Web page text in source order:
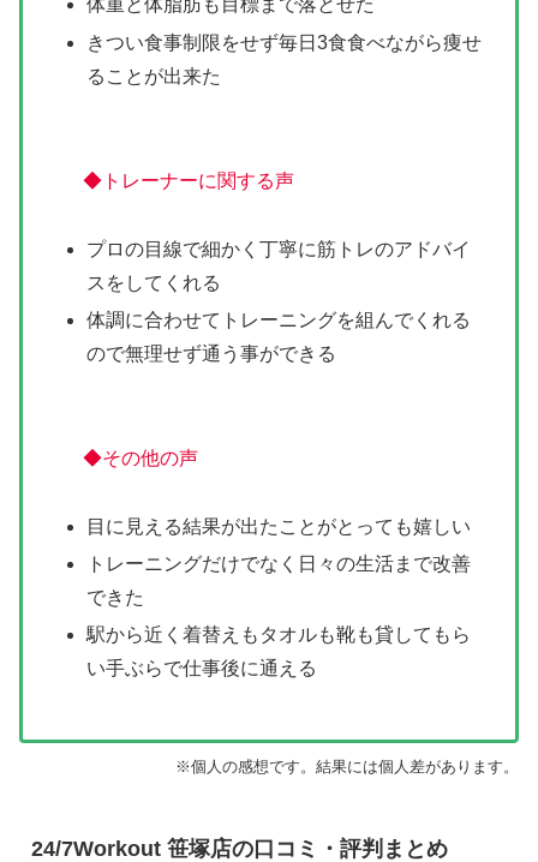
体重と体脂肪も目標まで落とせた
きつい食事制限をせず毎日3食食べながら痩せ
ることが出来た
◆トレーナーに関する声
プロの目線で細かく丁寧に筋トレのアドバイ
スをしてくれる
体調に合わせてトレーニングを組んでくれる
ので無理せず通う事ができる
◆その他の声
目に見える結果が出たことがとっても嬉しい
トレーニングだけでなく日々の生活まで改善
できた
駅から近く着替えもタオルも靴も貸してもら
い手ぶらで仕事後に通える
※個人の感想です。結果には個人差があります。
24/7Workout 笹塚店の口コミ・評判まとめ